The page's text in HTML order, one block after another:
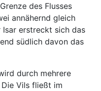
des Flusses
annähernd gleich
erstreckt sich das
südlich davon das
durch mehrere
Vils fließt im